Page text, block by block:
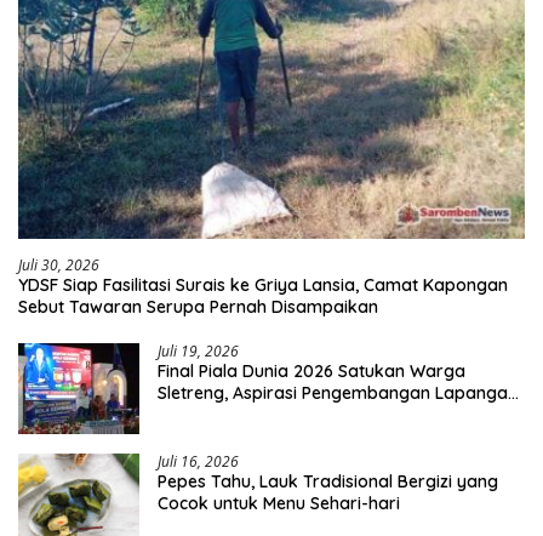
Juli 30, 2026
YDSF Siap Fasilitasi Surais ke Griya Lansia, Camat Kapongan
Sebut Tawaran Serupa Pernah Disampaikan
Juli 19, 2026
Final Piala Dunia 2026 Satukan Warga
Sletreng, Aspirasi Pengembangan Lapangan
Juli 16, 2026
Pepes Tahu, Lauk Tradisional Bergizi yang
Cocok untuk Menu Sehari-hari